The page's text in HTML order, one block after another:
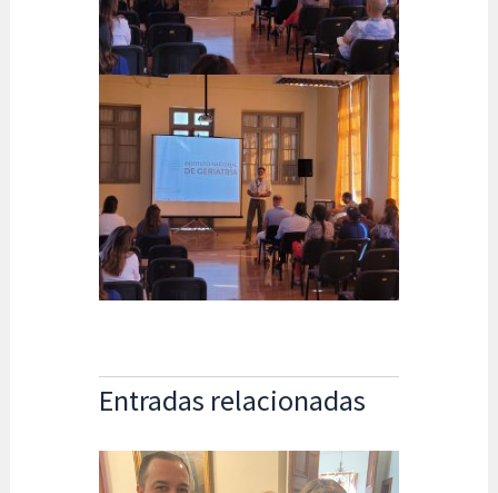
Entradas relacionadas